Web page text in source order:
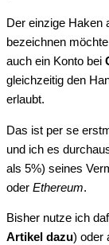
Der einzige Haken
bezeichnen
auch ein Konto bei
gleichzeitig den
erlaubt.
Das ist per se
und ich es
als 5%) seines
oder Ethereum.
Bisher nutze ich
Artikel dazu) oder